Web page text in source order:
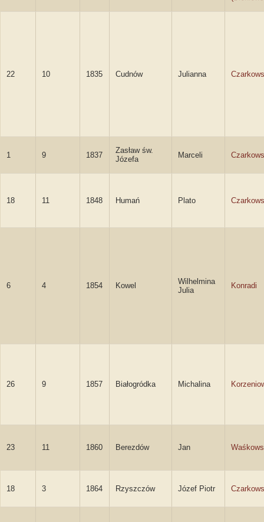
22 10 1835 Cudnów Julianna
1 9 1837
Zasław św.
Józefa
Marceli
18 11 1848 Humań Plato
6 4 1854 Kowel
Wilhelmina
Julia
Konradi
26 9 1857 Białogródka Michalina
23 11 1860 Berezdów Jan
18 3 1864 Rzyszczów Józef Piotr